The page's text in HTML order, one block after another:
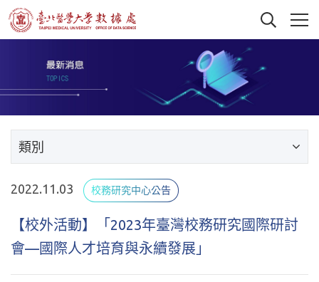
類別
2022.11.03 校務研究中心公告
【校外活動】「2023年臺灣校務研究國際研討
會—國際人才培育與永續發展」